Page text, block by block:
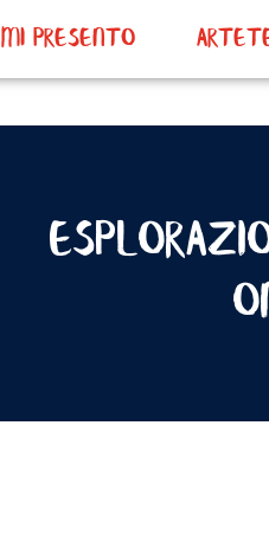
Mi presento